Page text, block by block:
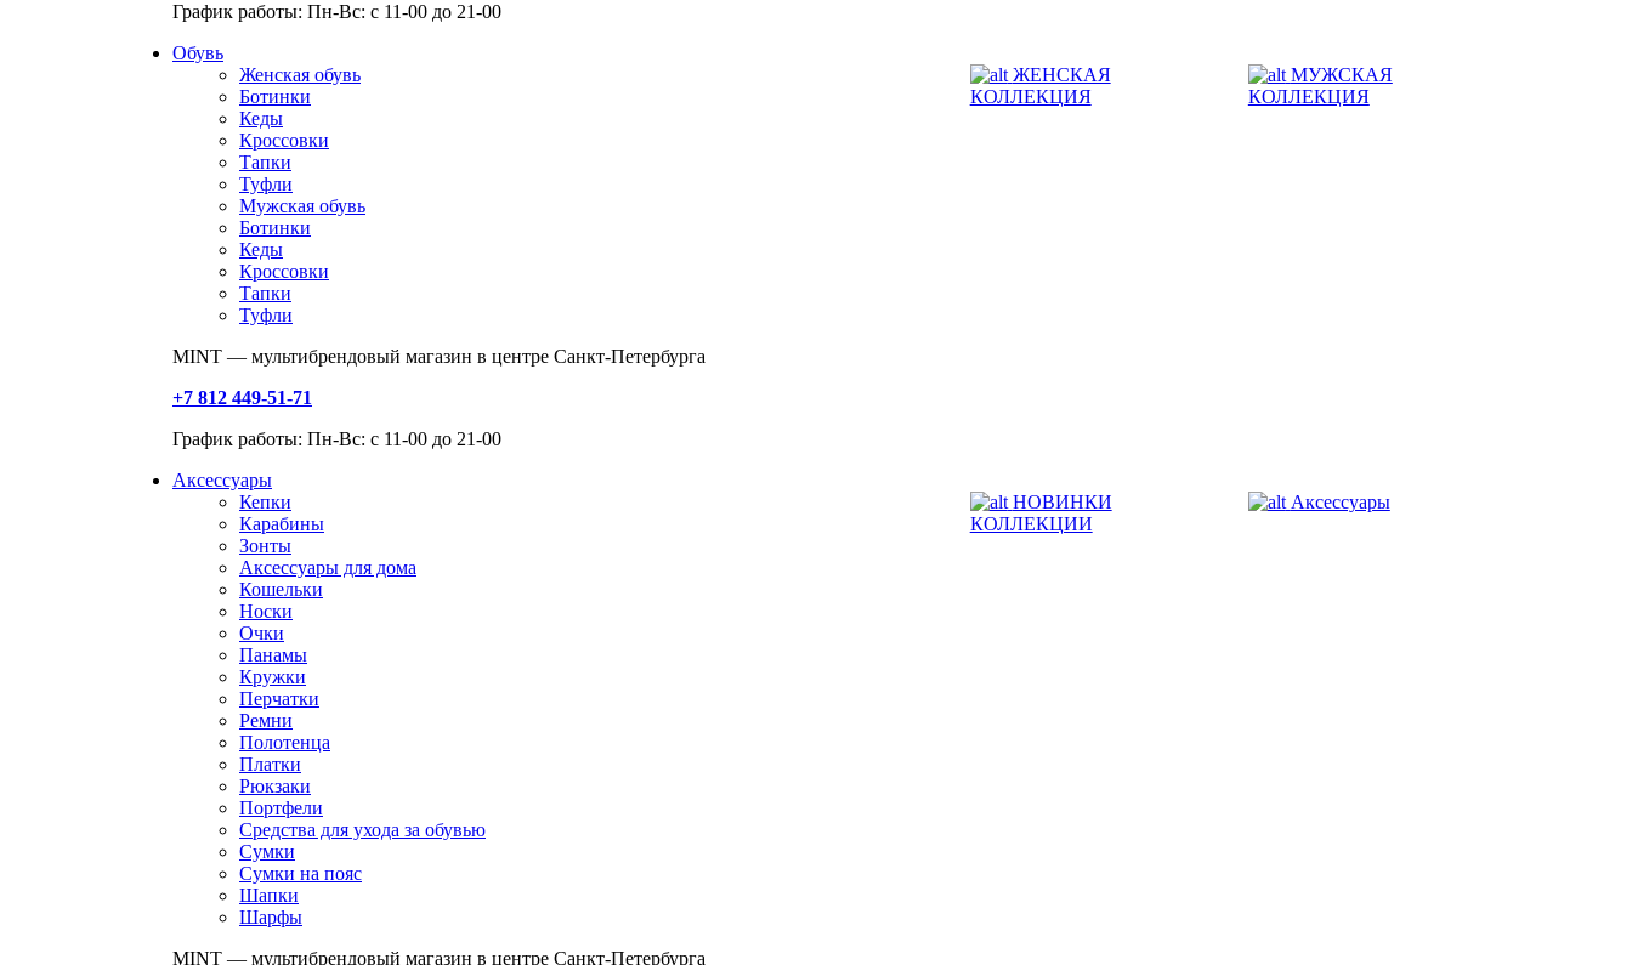
График работы: Пн-Вс: с 11-00 до 21-00
Обувь
Женская обувь
Ботинки
Кеды
Кроссовки
Тапки
Туфли
Мужская обувь
Ботинки
Кеды
Кроссовки
Тапки
Туфли
ЖЕНСКАЯ
КОЛЛЕКЦИЯ
МУЖСКАЯ
КОЛЛЕКЦИЯ
MINT — мультибрендовый магазин в центре Санкт-Петербурга
+7 812 449-51-71
График работы: Пн-Вс: с 11-00 до 21-00
Аксессуары
Кепки
Карабины
Зонты
Аксессуары для дома
Кошельки
Носки
Очки
Панамы
Кружки
Перчатки
Ремни
Полотенца
Платки
Рюкзаки
Портфели
Средства для ухода за обувью
Сумки
Сумки на пояс
Шапки
Шарфы
НОВИНКИ
КОЛЛЕКЦИИ
Аксессуары
MINT — мультибрендовый магазин в центре Санкт-Петербурга